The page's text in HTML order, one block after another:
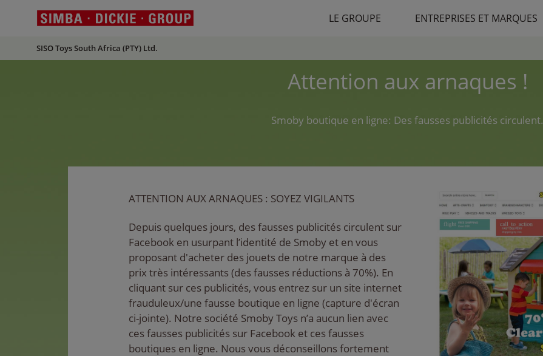
LE GROUPE ENTREPRISES ET MARQUES
SISO Toys South Africa (PTY) Ltd.
Attention aux arnaques !
Smoby boutique en ligne: Des fausses publicités circulent.
ATTENTION AUX ARNAQUES : SOYEZ VIGILANTS
Depuis quelques jours, des fausses publicités circulent sur
Facebook en usurpant l’identité de Smoby et en vous
proposant d'acheter des jouets de notre marque à des
prix très intéressants (des fausses réductions à 70%). En
cliquant sur ces publicités, vous entrez sur un site internet
frauduleux/une fausse boutique en ligne (capture d'écran
ci-jointe). Notre société Smoby Toys n’a aucun lien avec
ces fausses publicités sur Facebook et ces fausses
boutiques en ligne. Nous vous déconseillons fortement